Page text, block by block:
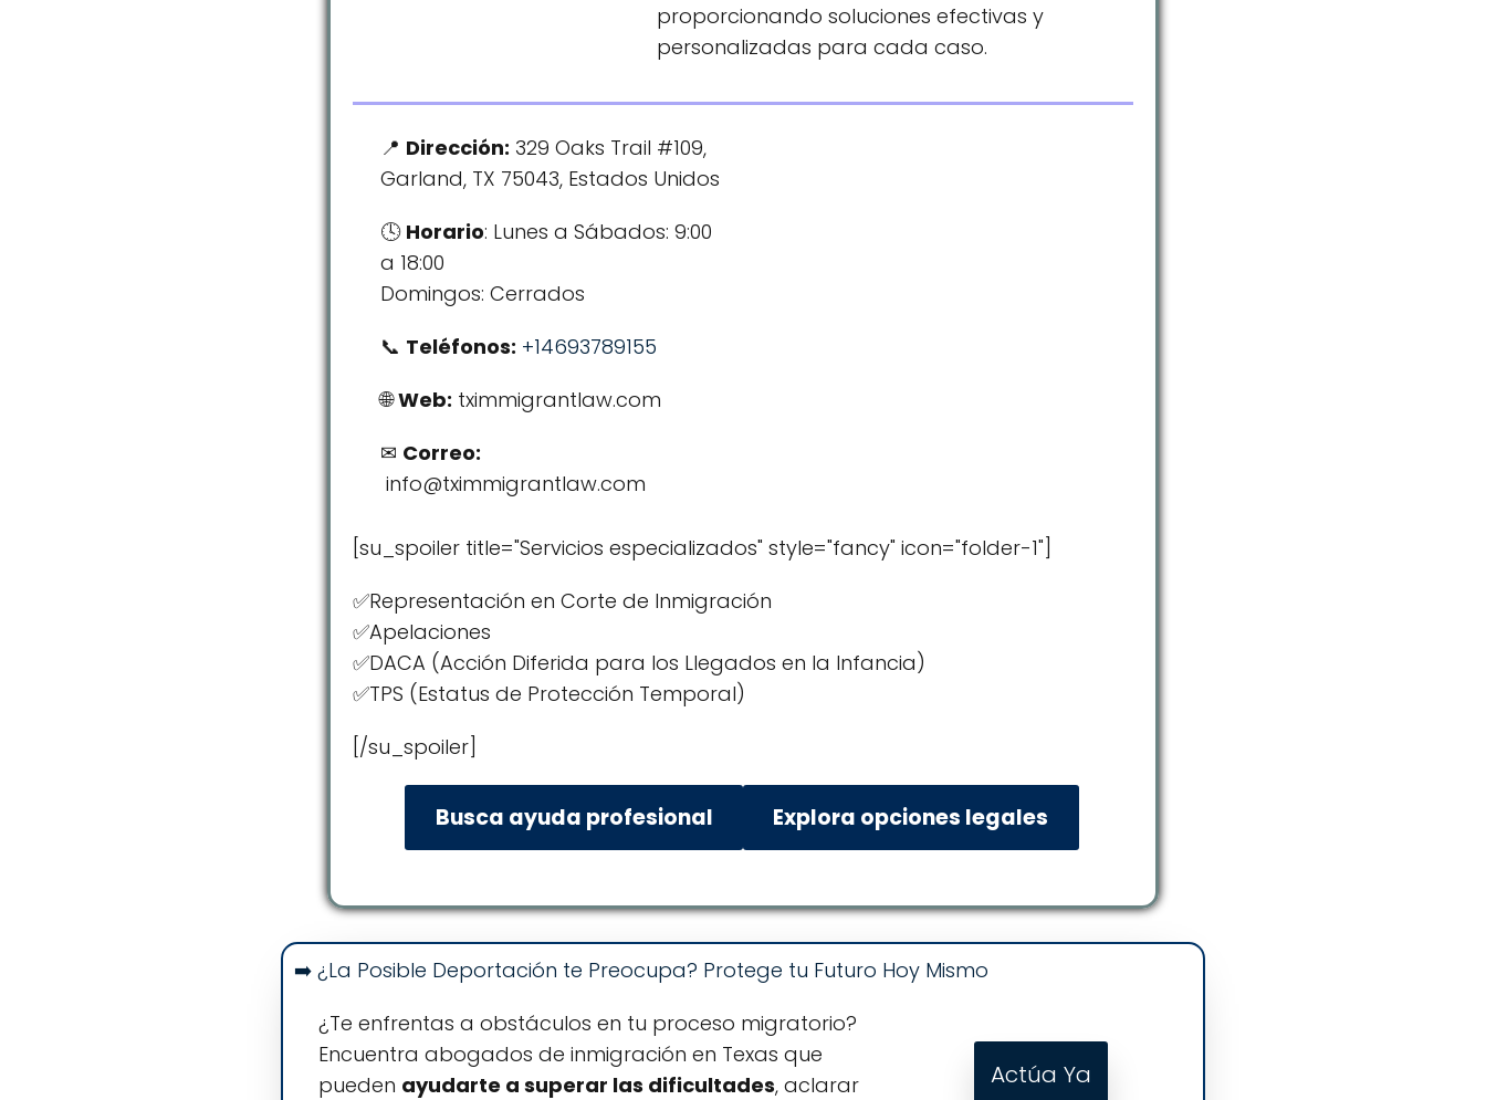
proporcionando soluciones efectivas y
personalizadas para cada caso.
Dirección: 329 Oaks Trail #109,
Garland, TX 75043, Estados Unidos
Horario: Lunes a Sábados: 9:00
a 18:00
Domingos: Cerrados
Teléfonos: +14693789155
Web: tximmigrantlaw.com
Correo:
info@tximmigrantlaw.com
[su_spoiler title="Servicios especializados" style="fancy" icon="folder-1"]
✅Representación en Corte de Inmigración
✅Apelaciones
✅DACA (Acción Diferida para los Llegados en la Infancia)
✅TPS (Estatus de Protección Temporal)
[/su_spoiler]
Busca ayuda profesional Explora opciones legales
➡️ ¿La Posible Deportación te Preocupa? Protege tu Futuro Hoy Mismo
¿Te enfrentas a obstáculos en tu proceso migratorio?
Encuentra abogados de inmigración en Texas que
pueden ayudarte a superar las dificultades, aclarar
Actúa Ya